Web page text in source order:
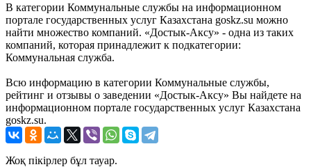
В категории Коммунальные службы на информационном
портале государственных услуг Казахстана goskz.su можно
найти множество компаний. «Достык-Аксу» - одна из таких
компаний, которая принадлежит к подкатегории:
Коммунальная служба.
Всю информацию в категории Коммунальные службы,
рейтинг и отзывы о заведении «Достык-Аксу» Вы найдете на
информационном портале государственных услуг Казахстана
goskz.su.
Жоқ пікірлер бұл тауар.